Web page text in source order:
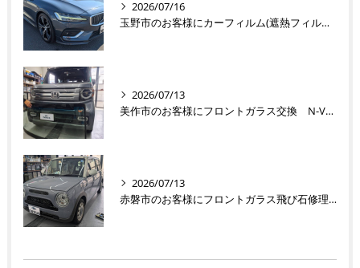
2026/07/16
玉野市のお客様にカーフィルム(遮熱フィルム) V60【nexus株式会社】
2026/07/13
美作市のお客様にフロントガラス交換 N-VAN【nexus株式会社】
2026/07/13
赤磐市のお客様にフロントガラス飛び石修理 ラパン【nexus株式会社】